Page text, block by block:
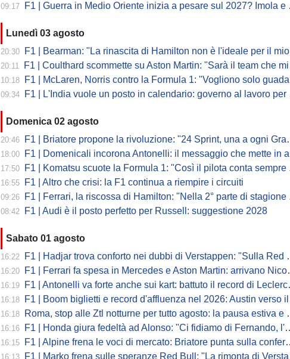
09:17 F1 | Guerra in Medio Oriente inizia a pesare sul 2027? Imola e Barcellona osservano
Lunedì 03 agosto
20:30 F1 | Bearman: "La rinascita di Hamilton non è l'ideale per il mio futuro in Ferrari"
20:11 F1 | Coulthard scommette su Aston Martin: "Sarà il team che migliorerà di più"
10:18 F1 | McLaren, Norris contro la Formula 1: "Vogliono solo guadagnare"
09:34 F1 | L'India vuole un posto in calendario: governo al lavoro per il 2028
Domenica 02 agosto
20:46 F1 | Briatore propone la rivoluzione: "24 Sprint, una a ogni Gran Premio"
18:00 F1 | Domenicali incorona Antonelli: il messaggio che mette in allerta i rivali
17:50 F1 | Komatsu scuote la Formula 1: "Così il pilota conta sempre meno"
16:55 F1 | Altro che crisi: la F1 continua a riempire i circuiti
09:26 F1 | Ferrari, la riscossa di Hamilton: "Nella 2° parte di stagione miglioro sempre"
08:42 F1 | Audi è il posto perfetto per Russell: suggestione 2028
Sabato 01 agosto
16:22 F1 | Hadjar trova conforto nei dubbi di Verstappen: "Sulla Red Bull siamo allineati, è rassicurante"
16:20 F1 | Ferrari fa spesa in Mercedes e Aston Martin: arrivano Nicomede e Sánchez Martínez
16:19 F1 | Antonelli va forte anche sui kart: battuto il record di Leclerc alla Pista dei Campioni
16:18 F1 | Boom biglietti e record d'affluenza nel 2026: Austin verso il record
16:18 Roma, stop alle Ztl notturne per tutto agosto: la pausa estiva e quando riparte
16:16 F1 | Honda giura fedeltà ad Alonso: "Ci fidiamo di Fernando, l'obiettivo è vincere..."
16:15 F1 | Alpine frena le voci di mercato: Briatore punta sulla conferma di Colapinto?
16:13 F1 | Marko frena sulle speranze Red Bull: "La rimonta di Verstappen quest'anno..."